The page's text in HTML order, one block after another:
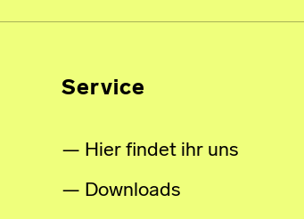
Service
Hier findet ihr uns
Downloads